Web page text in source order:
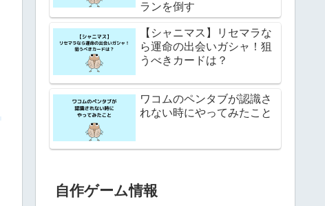
ランを倒す
【シャニマス】リセマラな
ら運命の出会いガシャ！狙
うべきカードは？
ワコムのペンタブが認識さ
れない時にやってみたこと
自作ゲーム情報